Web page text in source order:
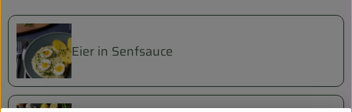
Eier in Senfsauce